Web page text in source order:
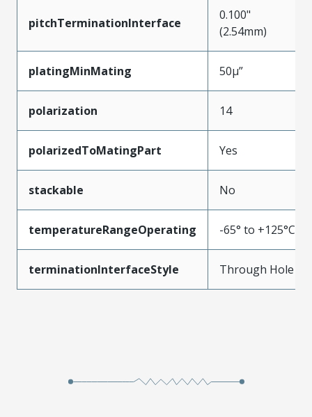
pitchTerminationInterface
0.100"
(2.54mm)
platingMinMating 50µ”
polarization 14
polarizedToMatingPart Yes
stackable No
temperatureRangeOperating -65° to +125°C
terminationInterfaceStyle Through Hole